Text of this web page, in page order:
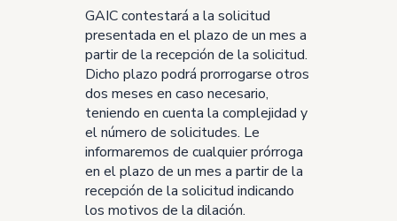
GAIC contestará a la solicitud
presentada en el plazo de un mes a
partir de la recepción de la solicitud.
Dicho plazo podrá prorrogarse otros
dos meses en caso necesario,
teniendo en cuenta la complejidad y
el número de solicitudes. Le
informaremos de cualquier prórroga
en el plazo de un mes a partir de la
recepción de la solicitud indicando
los motivos de la dilación.